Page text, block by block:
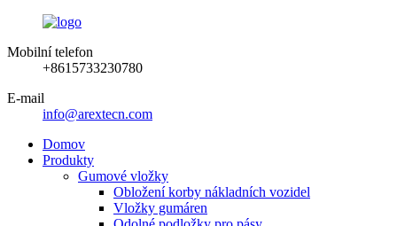
Mobilní telefon
+8615733230780
E-mail
info@arextecn.com
Domov
Produkty
Gumové vložky
Obložení korby nákladních vozidel
Vložky gumáren